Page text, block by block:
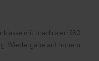
mit brachialen 380
Wiedergabe auf hohem